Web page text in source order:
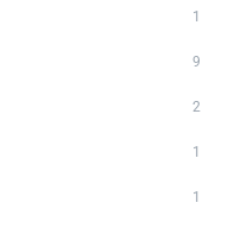
1
9
2
1
1